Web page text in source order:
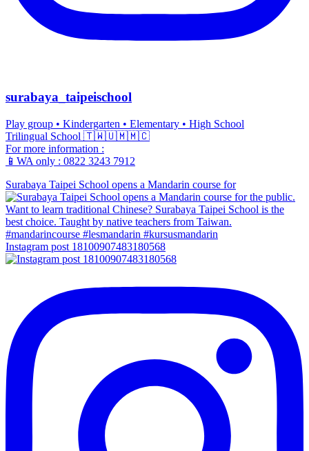
surabaya_taipeischool
Play group • Kindergarten • Elementary • High School
Trilingual School 🇹🇼🇺🇲🇲🇨
For more information :
📱WA only : 0822 3243 7912
Surabaya Taipei School opens a Mandarin course for
Instagram post 18100907483180568